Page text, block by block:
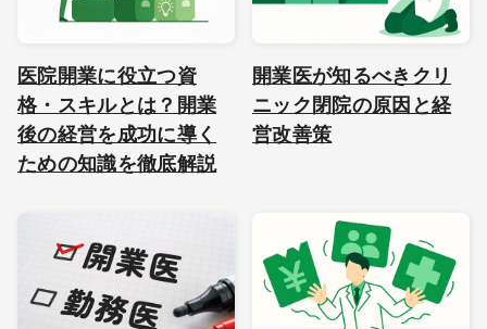
医院開業に役立つ資
格・スキルとは？開業
後の経営を成功に導く
ための知識を徹底解説
開業医が知るべきクリ
ニック閉院の原因と経
営改善策